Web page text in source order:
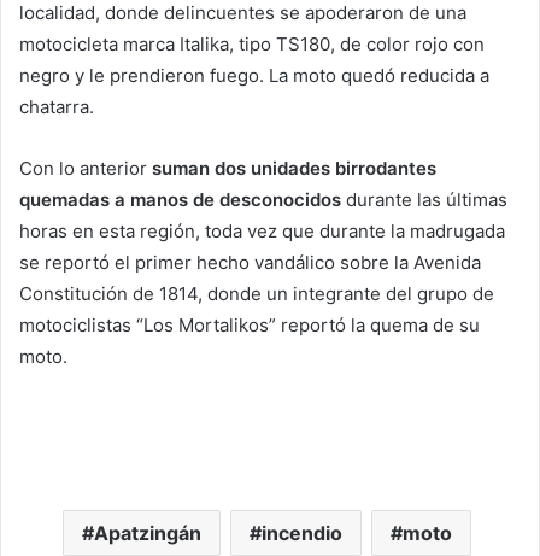
localidad, donde delincuentes se apoderaron de una
motocicleta marca Italika, tipo TS180, de color rojo con
negro y le prendieron fuego. La moto quedó reducida a
chatarra.
Con lo anterior suman dos unidades birrodantes
quemadas a manos de desconocidos durante las últimas
horas en esta región, toda vez que durante la madrugada
se reportó el primer hecho vandálico sobre la Avenida
Constitución de 1814, donde un integrante del grupo de
motociclistas “Los Mortalikos” reportó la quema de su
moto.
Apatzingán incendio moto